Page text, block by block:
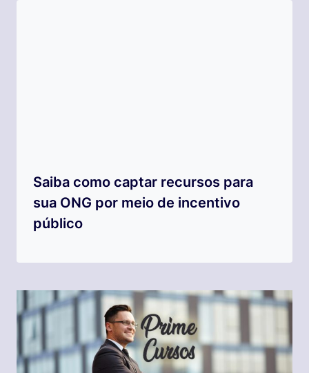
Saiba como captar recursos para
sua ONG por meio de incentivo
público